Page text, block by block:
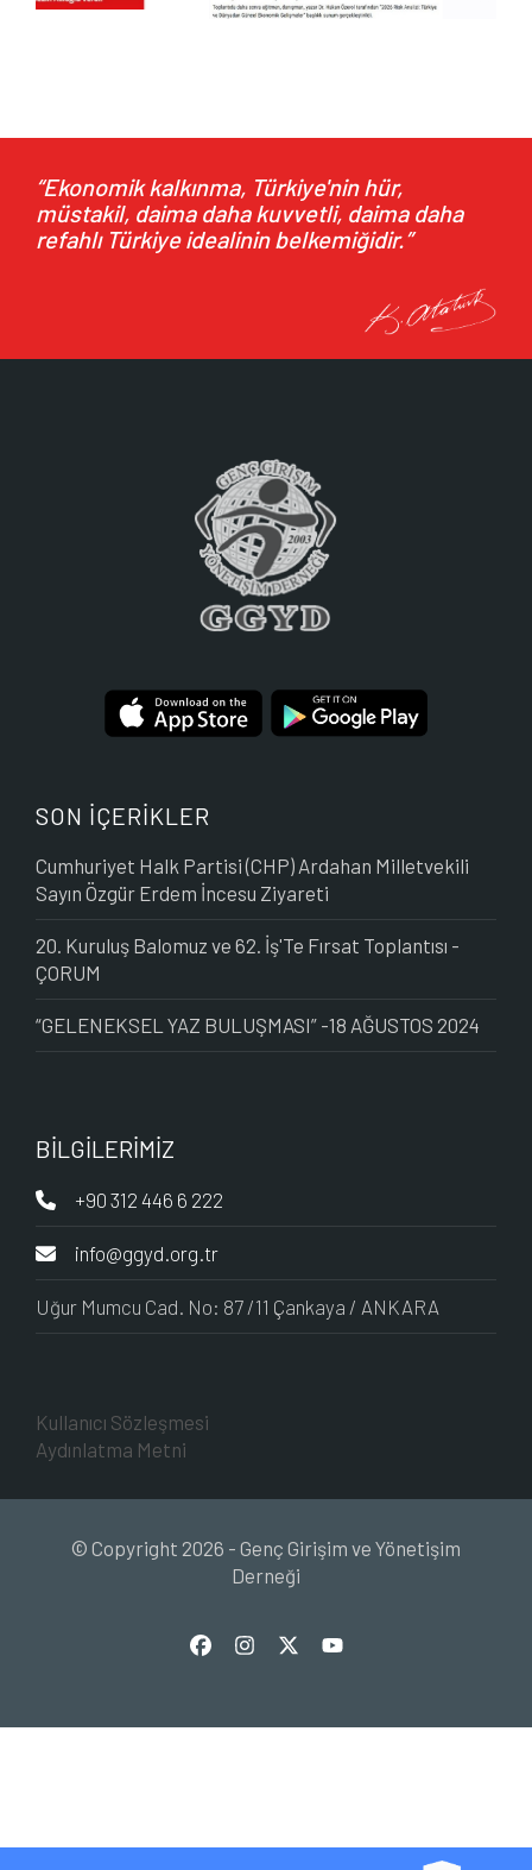
NİSAN 2026
“Ekonomik kalkınma, Türkiye'nin hür,
müstakil, daima daha kuvvetli, daima daha
refahlı Türkiye idealinin belkemiğidir.”
SON İÇERİKLER
Cumhuriyet Halk Partisi (CHP) Ardahan Milletvekili
Sayın Özgür Erdem İncesu Ziyareti
20. Kuruluş Balomuz ve 62. İş'Te Fırsat Toplantısı -
ÇORUM
“GELENEKSEL YAZ BULUŞMASI” -18 AĞUSTOS 2024
BİLGİLERİMİZ
+90 312 446 6 222
info@ggyd.org.tr
Uğur Mumcu Cad. No: 87 /11 Çankaya / ANKARA
Kullanıcı Sözleşmesi
Aydınlatma Metni
© Copyright 2026 - Genç Girişim ve Yönetişim
Derneği